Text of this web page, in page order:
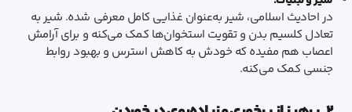
در احادیث اسلامی، شیر به‌عنوان غذایی کامل معرفی شده. شیر به
تعادل کلسیم بدن و تقویت استخوان‌ها کمک می‌کنه و برای آرامش
اعصاب هم مفیده که خودش به کاهش استرس و بهبود روابط
جنسی کمک می‌کنه.